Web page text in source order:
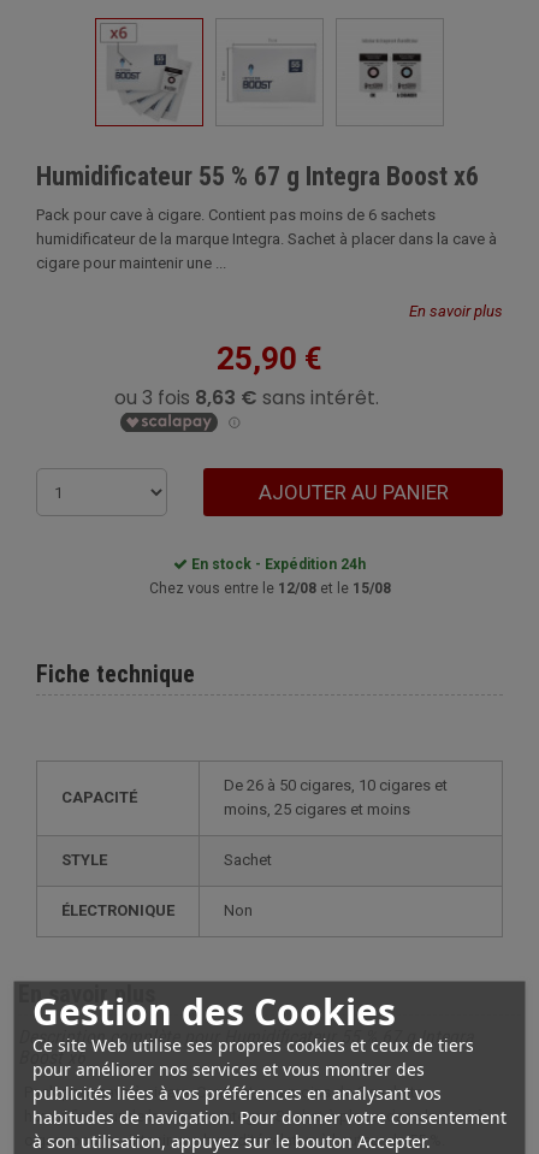
Gestion des Cookies
Ce site Web utilise ses propres cookies et ceux de tiers
pour améliorer nos services et vous montrer des
publicités liées à vos préférences en analysant vos
habitudes de navigation. Pour donner votre consentement
à son utilisation, appuyez sur le bouton Accepter.
Humidificateur 55 % 67 g Integra Boost x6
Pack pour cave à cigare. Contient pas moins de 6 sachets
humidificateur de la marque Integra. Sachet à placer dans la cave à
cigare pour maintenir une ...
En savoir plus
25,90 €
AJOUTER AU PANIER
En stock - Expédition 24h
Chez vous entre le 12/08et le 15/08
Fiche technique
CAPACITÉ
de 26 à 50 cigares, 10 cigares et
moins, 25 cigares et moins
STYLE sachet
ÉLECTRONIQUE non
En savoir plus
Description complète pour Humidificateur 55 % 67 g Integra
Boost x6
Pack pour cave à cigare. Contient pas moins de 6 sachets
humidificateur de la marque Integra. Sachet à placer dans la cave à
cigare pour maintenir une humidité relative à hauteur de 55 %.